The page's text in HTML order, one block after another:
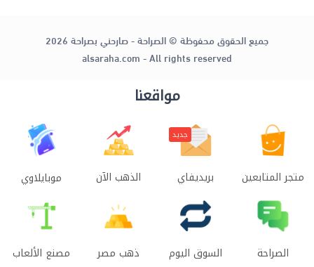
جميع الحقوق محفوظة © الصراحة - صارحني بصراحة 2026
alsaraha.com - All rights reserved